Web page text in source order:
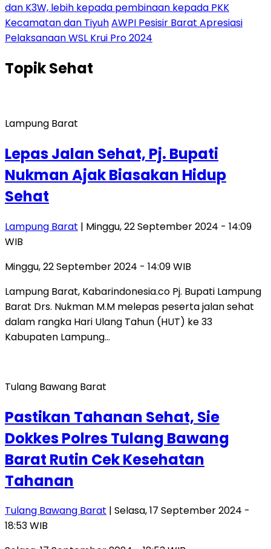
dan K3W, lebih kepada pembinaan kepada PKK
Kecamatan dan TiyuhAWPI Pesisir Barat Apresiasi
Pelaksanaan WSL Krui Pro 2024
TopikSehat
Lampung Barat
Lepas Jalan Sehat, Pj. Bupati
Nukman Ajak Biasakan Hidup
Sehat
Lampung Barat | Minggu, 22 September 2024 - 14:09
WIB
Minggu, 22 September 2024 - 14:09 WIB
Lampung Barat, Kabarindonesia.co Pj. Bupati Lampung
Barat Drs. Nukman M.M melepas peserta jalan sehat
dalam rangka Hari Ulang Tahun (HUT) ke 33
Kabupaten Lampung…
Tulang Bawang Barat
Pastikan Tahanan Sehat, Sie
Dokkes Polres Tulang Bawang
Barat Rutin Cek Kesehatan
Tahanan
Tulang Bawang Barat | Selasa, 17 September 2024 -
18:53 WIB